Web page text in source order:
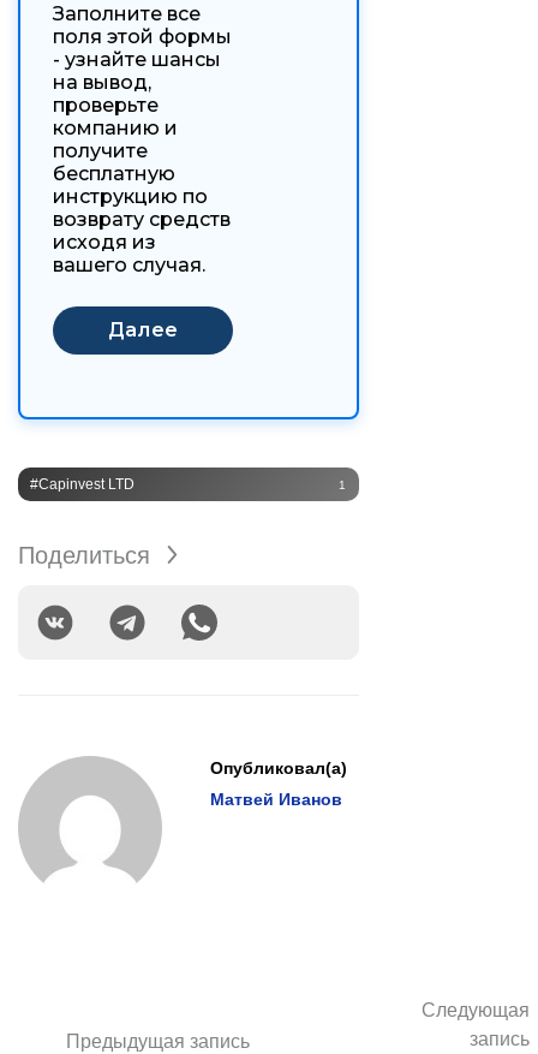
Заполните все
поля этой формы
- узнайте шансы
на вывод,
проверьте
компанию и
получите
бесплатную
инструкцию по
возврату средств
исходя из
вашего случая.
#Capinvest LTD 1
Поделиться
Опубликовал(а)
Матвей Иванов
Предыдущая запись
Следующая
запись